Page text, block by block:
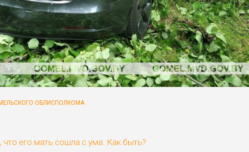
ОБЛИСПОЛКОМА
его мать сошла с ума. Как быть?